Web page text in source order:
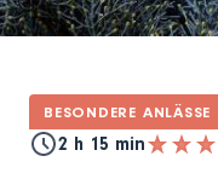
BESONDERE ANLÄSSE
2 h 15 min